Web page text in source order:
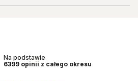
Na podstawie
6399opinii z całego okresu